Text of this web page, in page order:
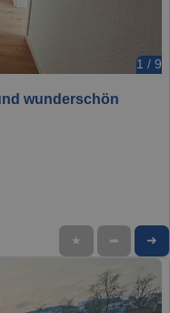
1 / 9
wunderschön
★ ➦ ➜